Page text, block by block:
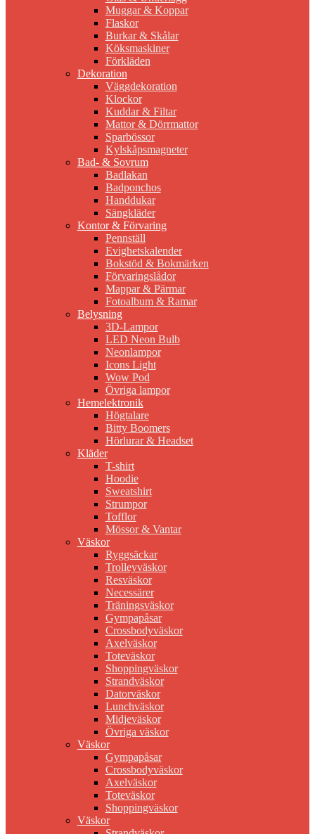
Muggar & Koppar
Flaskor
Burkar & Skålar
Köksmaskiner
Förkläden
Dekoration
Väggdekoration
Klockor
Kuddar & Filtar
Mattor & Dörrmattor
Sparbössor
Kylskåpsmagneter
Bad- & Sovrum
Badlakan
Badponchos
Handdukar
Sängkläder
Kontor & Förvaring
Pennställ
Evighetskalender
Bokstöd & Bokmärken
Förvaringslådor
Mappar & Pärmar
Fotoalbum & Ramar
Belysning
3D-Lampor
LED Neon Bulb
Neonlampor
Icons Light
Wow Pod
Övriga lampor
Hemelektronik
Högtalare
Bitty Boomers
Hörlurar & Headset
Kläder
T-shirt
Hoodie
Sweatshirt
Strumpor
Tofflor
Mössor & Vantar
Väskor
Ryggsäckar
Trolleyväskor
Resväskor
Necessärer
Träningsväskor
Gympapåsar
Crossbodyväskor
Axelväskor
Toteväskor
Shoppingväskor
Strandväskor
Datorväskor
Lunchväskor
Midjeväskor
Övriga väskor
Väskor
Gympapåsar
Crossbodyväskor
Axelväskor
Toteväskor
Shoppingväskor
Väskor